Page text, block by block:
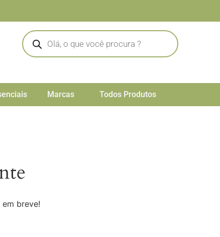
Marcas Todos Produtos
breve!